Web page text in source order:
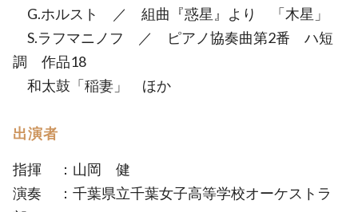
G.ホルスト ／ 組曲『惑星』より 「木星」
S.ラフマニノフ ／ ピアノ協奏曲第2番 ハ短
調 作品18
和太鼓「稲妻」 ほか
出演者
指揮 ：山岡 健
演奏 ：千葉県立千葉女子高等学校オーケストラ